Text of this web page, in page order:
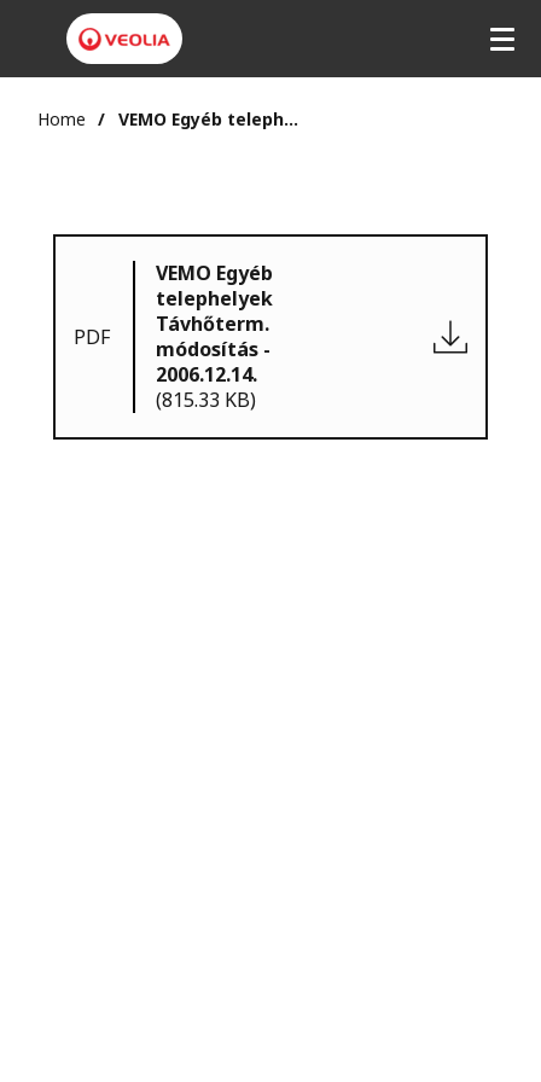
Home VEMO Egyéb telephelyek Távhőterm. módosítás - 2006.12.14.
PDF
VEMO Egyéb
telephelyek
Távhőterm.
módosítás -
2006.12.14.
(815.33 KB)